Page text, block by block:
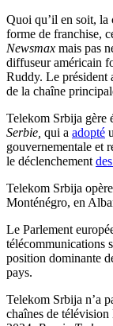
Quoi qu’il en soit, la
forme de franchise,
Newsmax mais pas
diffuseur américain
Ruddy. Le président
de la chaîne
Telekom Srbija gère
Serbie, qui a adopté
gouvernementale et
le déclenchement
Telekom Srbija
Monténégro, en
Le Parlement
télécommunications
position dominante
pays.
Telekom Srbija n’a
chaînes de télévision